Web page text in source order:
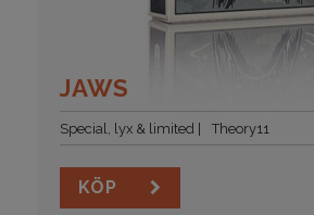
JAWS
Special, lyx & limited Theory11
KÖP